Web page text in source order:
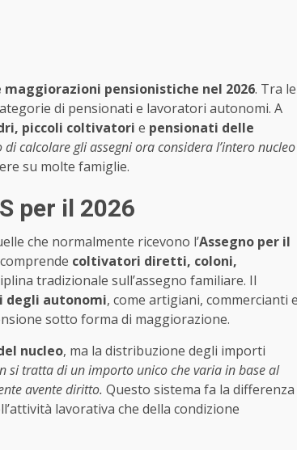
maggiorazioni pensionistiche nel 2026. Tra le
di pensionati e lavoratori autonomi. A
piccoli coltivatori e pensionati delle
calcolare gli assegni ora considera l’intero nucleo
su molte famiglie.
per il 2026
che normalmente ricevono l’Assegno per il
coltivatori diretti, coloni,
tradizionale sull’assegno familiare. Il
degli autonomi, come artigiani, commercianti
sotto forma di maggiorazione.
nucleo, ma la distribuzione degli importi
si tratta di un importo unico che varia in base al
avente diritto. Questo sistema fa la differenza
lavorativa che della condizione